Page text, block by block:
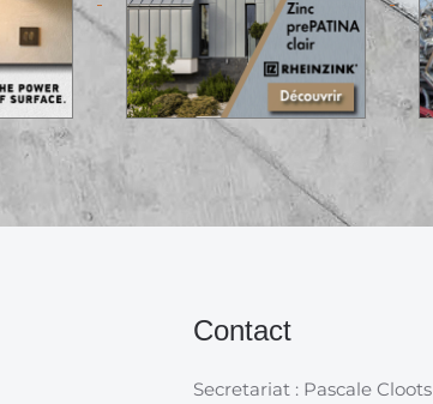
Contact
Secretariat : Pascale Cloots